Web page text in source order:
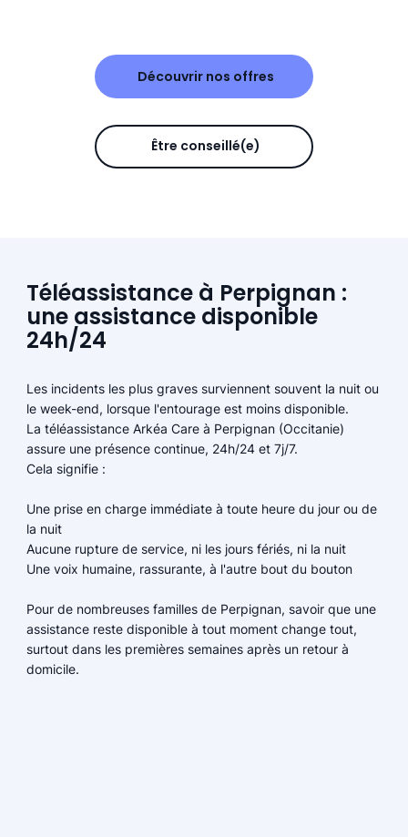
Découvrir nos offres
Être conseillé(e)
Téléassistance à Perpignan :
une assistance disponible
24h/24
Les incidents les plus graves surviennent souvent la nuit ou
le week-end, lorsque l'entourage est moins disponible.
La téléassistance Arkéa Care à Perpignan (Occitanie)
assure une présence continue, 24h/24 et 7j/7.
Cela signifie :
Une prise en charge immédiate à toute heure du jour ou de
la nuit
Aucune rupture de service, ni les jours fériés, ni la nuit
Une voix humaine, rassurante, à l'autre bout du bouton
Pour de nombreuses familles de Perpignan, savoir que une
assistance reste disponible à tout moment change tout,
surtout dans les premières semaines après un retour à
domicile.